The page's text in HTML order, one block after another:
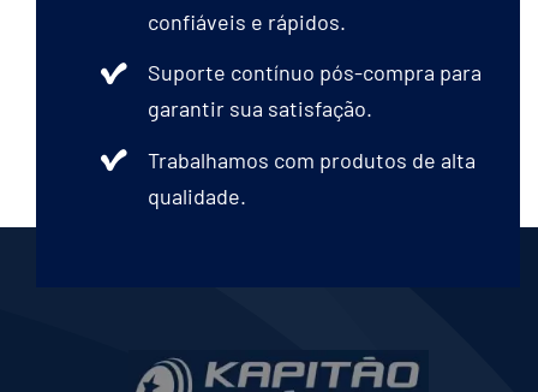
confiáveis e rápidos.
Suporte contínuo pós-compra para
garantir sua satisfação.
Trabalhamos com produtos de alta
qualidade.